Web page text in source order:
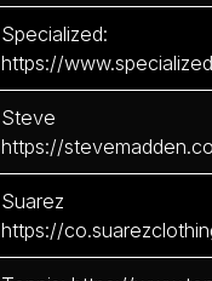
Specialized:
https://
Steve
https://
Suarez
https://